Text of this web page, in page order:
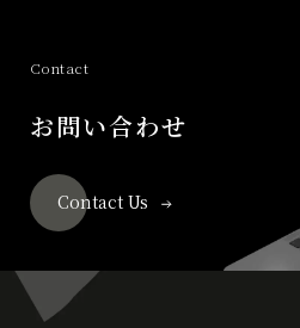
Contact
お問い合わせ
Contact Us